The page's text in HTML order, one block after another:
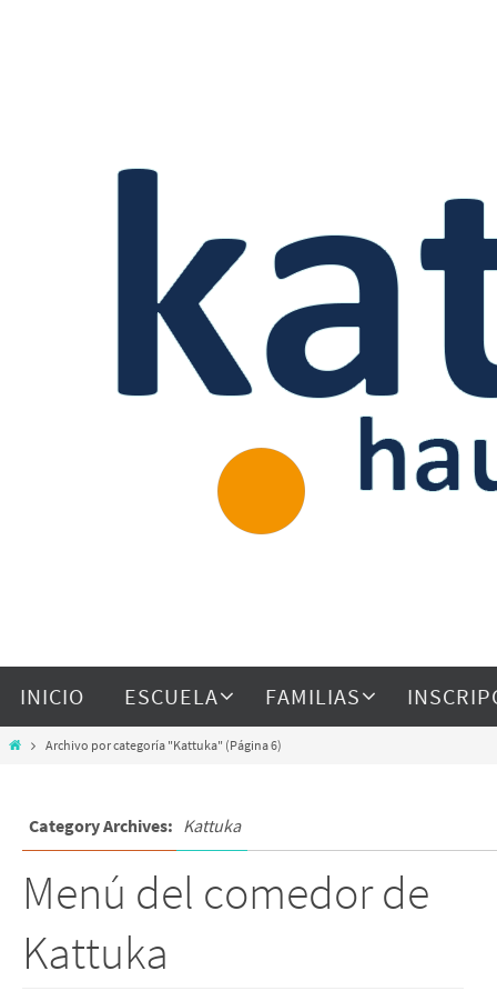
INICIO ESCUELA FAMILIAS
Archivo por categoría "Kattuka" (Página 6)
Category Archives: Kattuka
Menú del comedor de
Kattuka